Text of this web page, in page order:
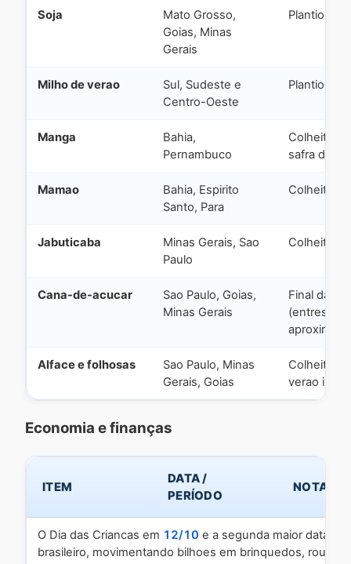
Soja
Mato Grosso,
Goias, Minas
Gerais
Plantio
Milho de verao
Sul, Sudeste e
Centro-Oeste
Plantio
Manga
Bahia,
Pernambuco
Colheita
safra do
Mamao
Bahia, Espirito
Santo, Para
Colheita
Jabuticaba
Minas Gerais, Sao
Paulo
Colheita
Cana-de-acucar
Sao Paulo, Goias,
Minas Gerais
Final da
aproxima)
Alface e folhosas
Sao Paulo, Minas
Gerais, Goias
Colheita
verao
Economia e finanças
ITEM
DATA /
PERÍODO
NOTA
O Dia das Criancas em 12/10 e a segunda maior data do
brasileiro, movimentando bilhoes em brinquedos, roupas